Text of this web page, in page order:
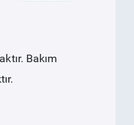
Bakım